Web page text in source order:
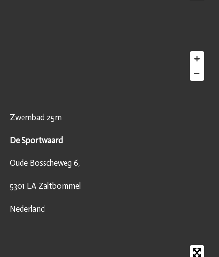
Zwembad 25m
De Sportwaard
Oude Bosscheweg 6,
5301 LA Zaltbommel
Nederland